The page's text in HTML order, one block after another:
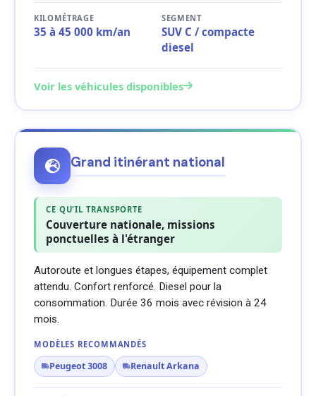
KILOMÉTRAGE
35 à 45 000 km/an
SEGMENT
SUV C / compacte
diesel
Voir les véhicules disponibles
Grand itinérant national
CE QU'IL TRANSPORTE
Couverture nationale, missions
ponctuelles à l'étranger
Autoroute et longues étapes, équipement complet
attendu. Confort renforcé. Diesel pour la
consommation. Durée 36 mois avec révision à 24
mois.
MODÈLES RECOMMANDÉS
Peugeot 3008 Renault Arkana